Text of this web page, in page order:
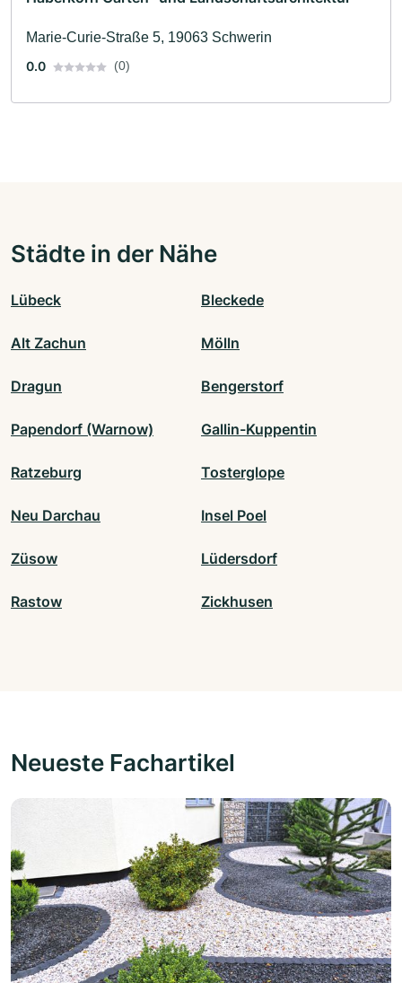
Marie-Curie-Straße 5, 19063 Schwerin
0.0
(0)
Städte in der Nähe
Lübeck Bleckede
Alt Zachun Mölln
Dragun Bengerstorf
Papendorf (Warnow) Gallin-Kuppentin
Ratzeburg Tosterglope
Neu Darchau Insel Poel
Züsow Lüdersdorf
Rastow Zickhusen
Neueste Fachartikel